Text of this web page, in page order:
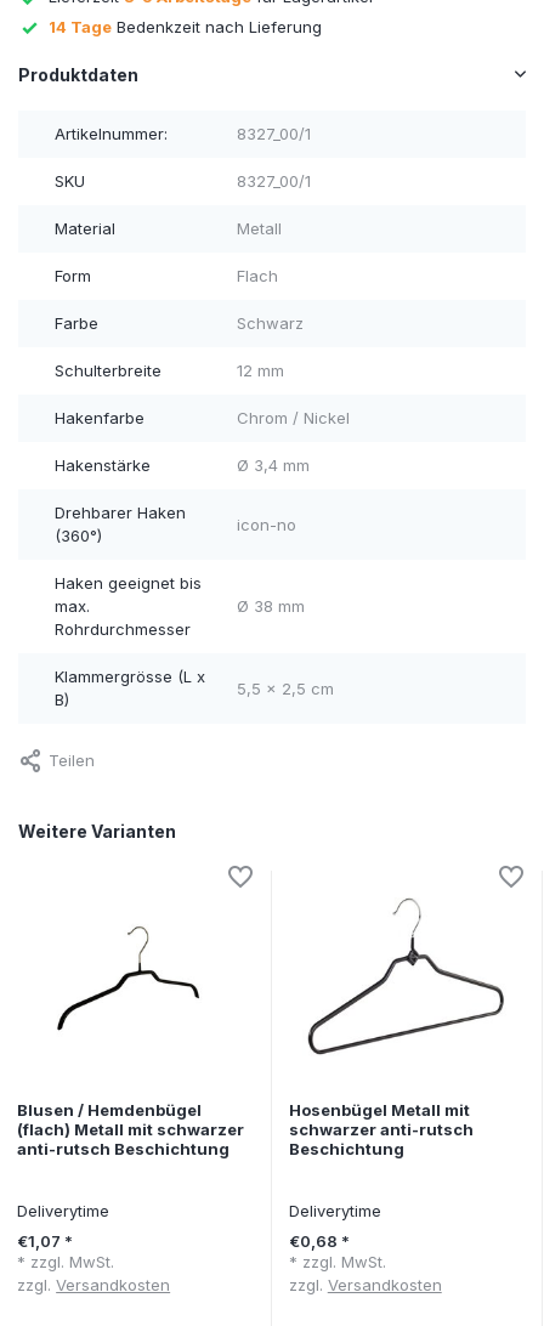
14 Tage Bedenkzeit nach Lieferung
Produktdaten
Artikelnummer: 8327_00/1
SKU 8327_00/1
Material Metall
Form Flach
Farbe Schwarz
Schulterbreite 12 mm
Hakenfarbe Chrom / Nickel
Hakenstärke Ø 3,4 mm
Drehbarer Haken
(360°)
icon-no
Haken geeignet bis
max.
Rohrdurchmesser
Ø 38 mm
Klammergrösse (L x
B)
5,5 x 2,5 cm
Teilen
Weitere Varianten
Blusen / Hemdenbügel
(flach) Metall mit schwarzer
anti-rutsch Beschichtung
Deliverytime
€1,07 *
* zzgl. MwSt.
zzgl.Versandkosten
Hosenbügel Metall mit
schwarzer anti-rutsch
Beschichtung
Deliverytime
€0,68 *
* zzgl. MwSt.
zzgl. Versandkosten